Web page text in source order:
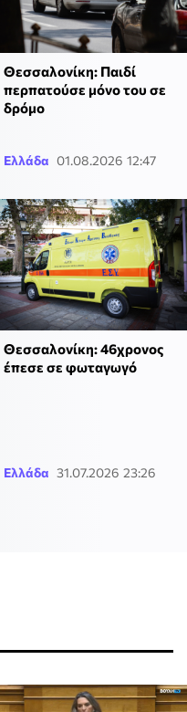
Θεσσαλονίκη: Παιδί
περπατούσε μόνο του σε
δρόμο
Ελλάδα 01.08.2026 12:47
Θεσσαλονίκη: 46χρονος
έπεσε σε φωταγωγό
Ελλάδα 31.07.2026 23:26